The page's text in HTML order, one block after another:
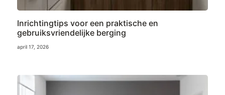
Inrichtingtips voor een praktische en
gebruiksvriendelijke berging
april 17, 2026